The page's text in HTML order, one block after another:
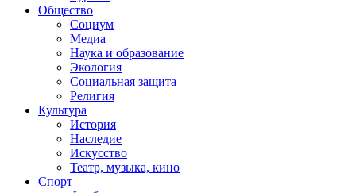
Общество
Социум
Медиа
Наука и образование
Экология
Социальная защита
Религия
Культура
История
Наследие
Искусство
Театр, музыка, кино
Спорт